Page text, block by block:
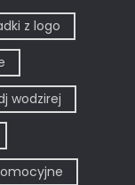
z logo
wodzirej